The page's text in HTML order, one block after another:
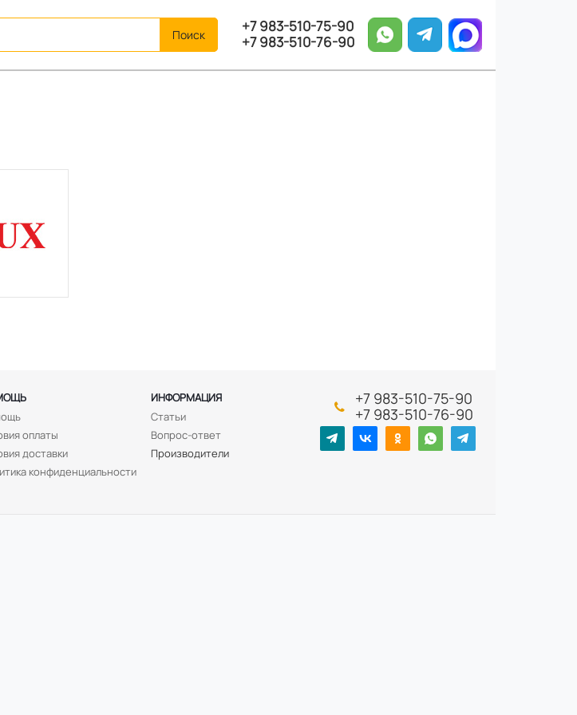
+7 983-510-75-90
+7 983-510-76-90
ИНФОРМАЦИЯ
оплаты
доставки
конфиденциальности
Статьи
Вопрос-ответ
Производители
+7 983-510-75-90
+7 983-510-76-90